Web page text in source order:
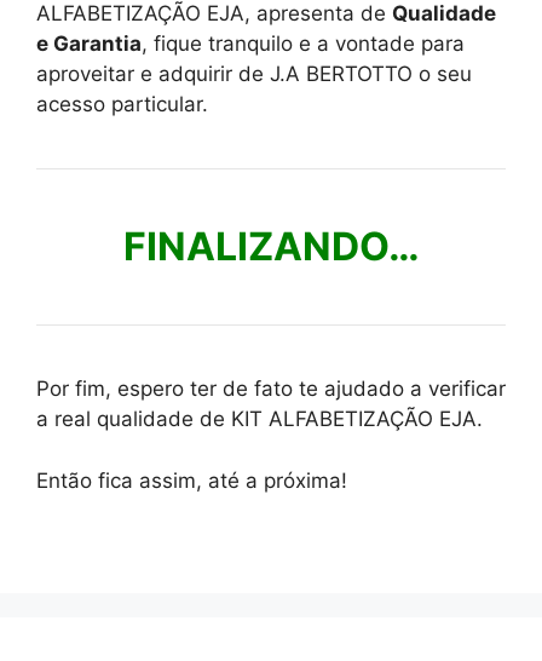
ALFABETIZAÇÃO EJA, apresenta de Qualidade
e Garantia, fique tranquilo e a vontade para
aproveitar e adquirir de J.A BERTOTTO o seu
acesso particular.
FINALIZANDO…
Por fim, espero ter de fato te ajudado a verificar
a real qualidade de KIT ALFABETIZAÇÃO EJA.
Então fica assim, até a próxima!